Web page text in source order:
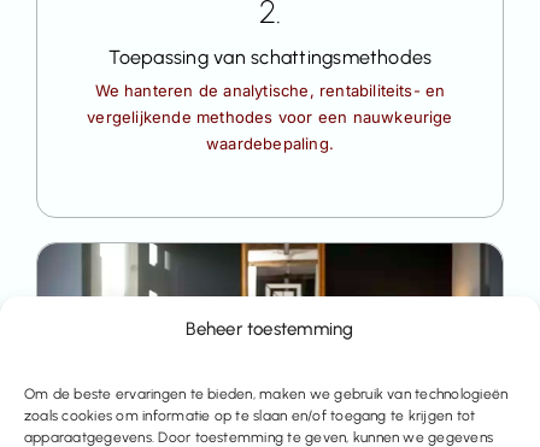
Beheer toestemming
Om de beste ervaringen te bieden, maken we gebruik van technologieën
zoals cookies om informatie op te slaan en/of toegang te krijgen tot
apparaatgegevens. Door toestemming te geven, kunnen we gegevens
2.
Toepassing van schattingsmethodes
We hanteren de analytische, rentabiliteits- en
vergelijkende methodes voor een nauwkeurige
waardebepaling.